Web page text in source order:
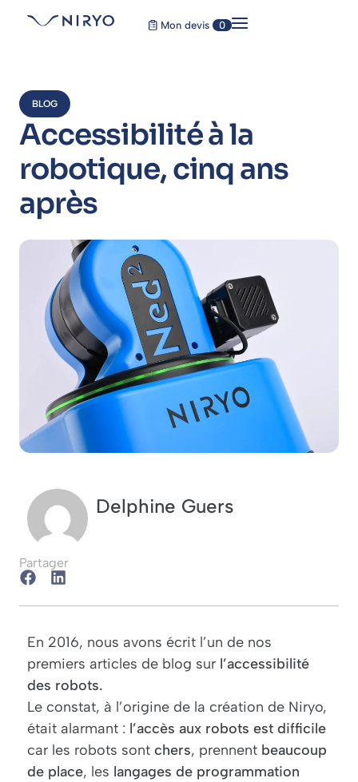
Mon devis 0
BLOG
Accessibilité à la
robotique, cinq ans
après
Delphine Guers
Partager
En 2016, nous avons écrit l’un de nos
premiers articles de blog sur l’accessibilité
des robots.
Le constat, à l’origine de la création de Niryo,
était alarmant : l’accès aux robots est difficile
car les robots sont chers, prennent beaucoup
de place, les langages de programmation